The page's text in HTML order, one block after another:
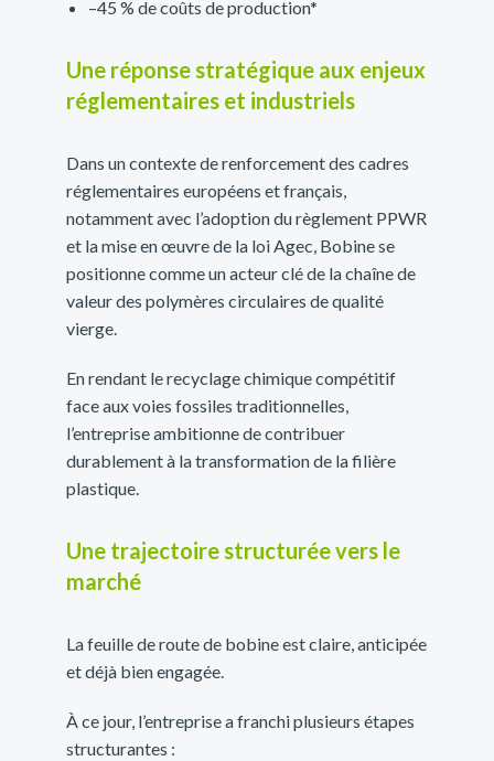
–45 % de coûts de production*
Une réponse stratégique aux enjeux
réglementaires et industriels
Dans un contexte de renforcement des cadres
réglementaires européens et français,
notamment avec l’adoption du règlement PPWR
et la mise en œuvre de la loi Agec, Bobine se
positionne comme un acteur clé de la chaîne de
valeur des polymères circulaires de qualité
vierge.
En rendant le recyclage chimique compétitif
face aux voies fossiles traditionnelles,
l’entreprise ambitionne de contribuer
durablement à la transformation de la filière
plastique.
Une trajectoire structurée vers le
marché
La feuille de route de bobine est claire, anticipée
et déjà bien engagée.
À ce jour, l’entreprise a franchi plusieurs étapes
structurantes :